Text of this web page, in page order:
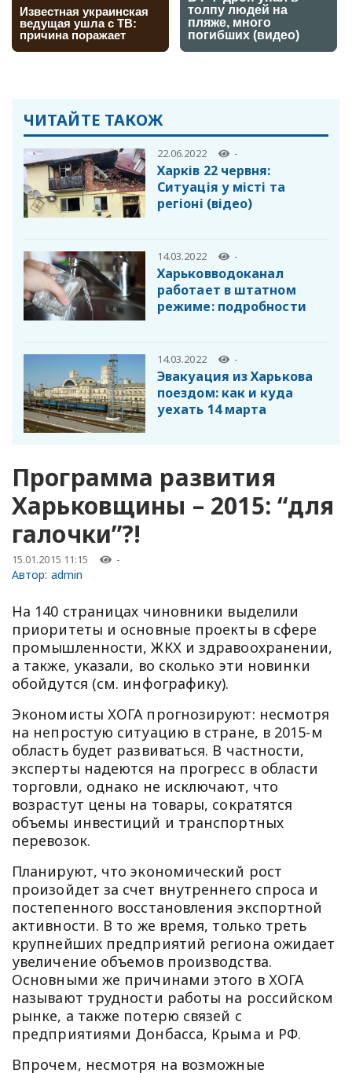
ЧИТАЙТЕ ТАКОЖ
22.06.2022 -
Харків 22 червня:
Cитуація у місті та
регіоні (відео)
14.03.2022 -
Харьковводоканал
работает в штатном
режиме: подробности
14.03.2022 -
Эвакуация из Харькова
поездом: как и куда
уехать 14 марта
Программа развития
Харьковщины – 2015: “для
галочки”?!
15.01.2015 11:15 -
Автор: admin
На 140 страницах чиновники выделили
приоритеты и основные проекты в сфере
промышленности, ЖКХ и здравоохранении,
а также, указали, во сколько эти новинки
обойдутся (см. инфографику).
Экономисты ХОГА прогнозируют: несмотря
на непростую ситуацию в стране, в 2015-м
область будет развиваться. В частности,
эксперты надеются на прогресс в области
торговли, однако не исключают, что
возрастут цены на товары, сократятся
объемы инвестиций и транспортных
перевозок.
Планируют, что экономический рост
произойдет за счет внутреннего спроса и
постепенного восстановления экспортной
активности. В то же время, только треть
крупнейших предприятий региона ожидает
увеличение объемов производства.
Основными же причинами этого в ХОГА
называют трудности работы на российском
рынке, а также потерю связей с
предприятиями Донбасса, Крыма и РФ.
Впрочем, несмотря на возможные